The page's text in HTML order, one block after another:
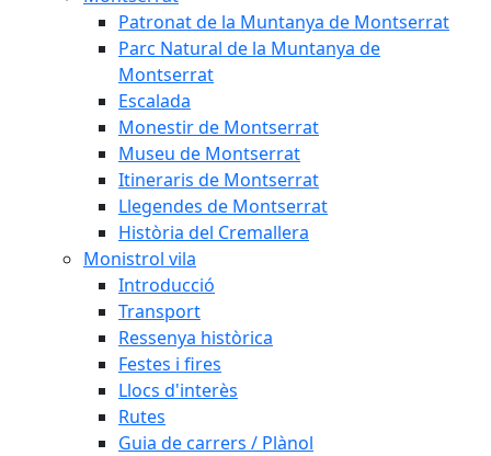
Patronat de la Muntanya de Montserrat
Parc Natural de la Muntanya de
Montserrat
Escalada
Monestir de Montserrat
Museu de Montserrat
Itineraris de Montserrat
Llegendes de Montserrat
Història del Cremallera
Monistrol vila
Introducció
Transport
Ressenya històrica
Festes i fires
Llocs d'interès
Rutes
Guia de carrers / Plànol